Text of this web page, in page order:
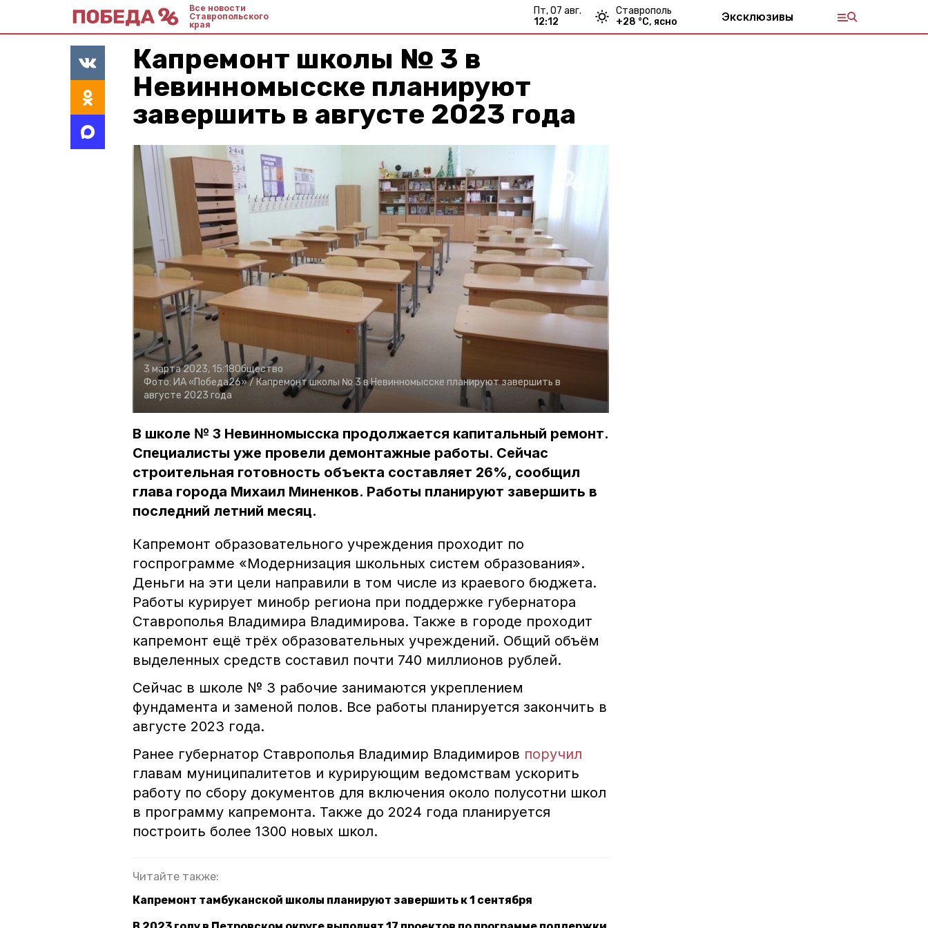
Все новости
Ставропольского
края
пт, 07 авг.
12:12
Ставрополь
+28 °С, ясно Эксклюзивы
Капремонт школы № 3 в
Невинномысске планируют
завершить в августе 2023 года
3 марта 2023, 15:18Общество
Фото: ИА «Победа26» / Капремонт школы № 3 в Невинномысске планируют завершить в
августе 2023 года
В школе № 3 Невинномысска продолжается капитальный ремонт.
Специалисты уже провели демонтажные работы. Сейчас
строительная готовность объекта составляет 26%, сообщил
глава города Михаил Миненков. Работы планируют завершить в
последний летний месяц.
Капремонт образовательного учреждения проходит по
госпрограмме «Модернизация школьных систем образования».
Деньги на эти цели направили в том числе из краевого бюджета.
Работы курирует минобр региона при поддержке губернатора
Ставрополья Владимира Владимирова. Также в городе проходит
капремонт ещё трёх образовательных учреждений. Общий объём
выделенных средств составил почти 740 миллионов рублей.
Сейчас в школе № 3 рабочие занимаются укреплением
фундамента и заменой полов. Все работы планируется закончить в
августе 2023 года.
Ранее губернатор Ставрополья Владимир Владимиров поручил
главам муниципалитетов и курирующим ведомствам ускорить
работу по сбору документов для включения около полусотни школ
в программу капремонта. Также до 2024 года планируется
построить более 1300 новых школ.
Читайте также:
Капремонт тамбуканской школы планируют завершить к 1 сентября